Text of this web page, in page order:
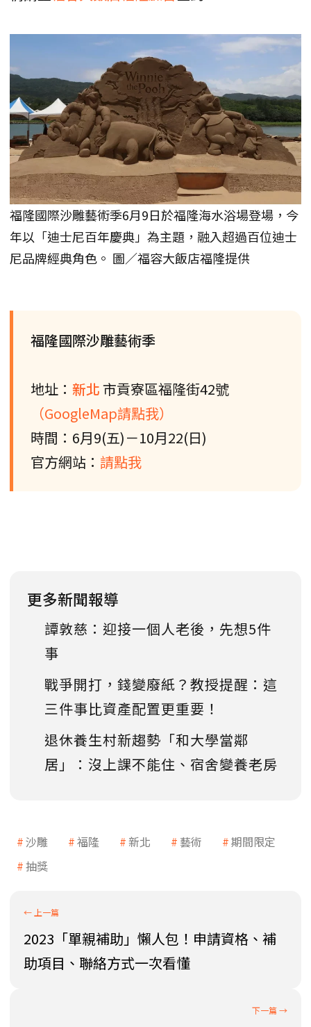
福隆國際沙雕藝術季6月9日於福隆海水浴場登場，今
年以「迪士尼百年慶典」為主題，融入超過百位迪士
尼品牌經典角色。 圖／福容大飯店福隆提供
福隆國際沙雕藝術季
地址： 新北市貢寮區福隆街42號
（GoogleMap請點我）
時間：6月9(五)－10月22(日)
官方網站： 請點我
更多新聞報導
譚敦慈：迎接一個人老後，先想5件
事
戰爭開打，錢變廢紙？教授提醒：這
三件事比資產配置更重要！
退休養生村新趨勢「和大學當鄰
居」：沒上課不能住、宿舍變養老房
沙雕 福隆 新北 藝術
期間限定
抽獎
2023「單親補助」懶人包！申請資格、補
助項目、聯絡方式一次看懂